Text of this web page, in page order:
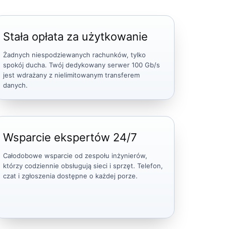
Stała opłata za użytkowanie
Żadnych niespodziewanych rachunków, tylko
spokój ducha. Twój dedykowany serwer 100 Gb/s
jest wdrażany z nielimitowanym transferem
danych.
Wsparcie ekspertów 24/7
Całodobowe wsparcie od zespołu inżynierów,
którzy codziennie obsługują sieci i sprzęt. Telefon,
czat i zgłoszenia dostępne o każdej porze.